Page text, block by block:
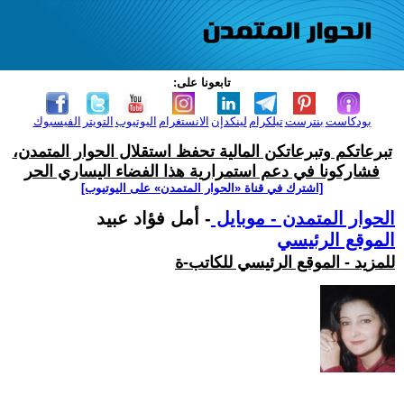
تابعونا على:
الفيسبوك التويتر اليوتيوب الانستغرام لينكدإن تيلكرامبنترست بودكاست
تبرعاتكم وتبرعاتكن المالية تحفظ استقلال الحوار المتمدن،
فشاركونا في دعم استمرارية هذا الفضاء اليساري الحر
[اشترك في قناة ‫«الحوار المتمدن» على اليوتيوب]
الحوار المتمدن - موبايل - أمل فؤاد عبيد
الموقع الرئيسي
للمزيد - الموقع الرئيسي للكاتب-ة